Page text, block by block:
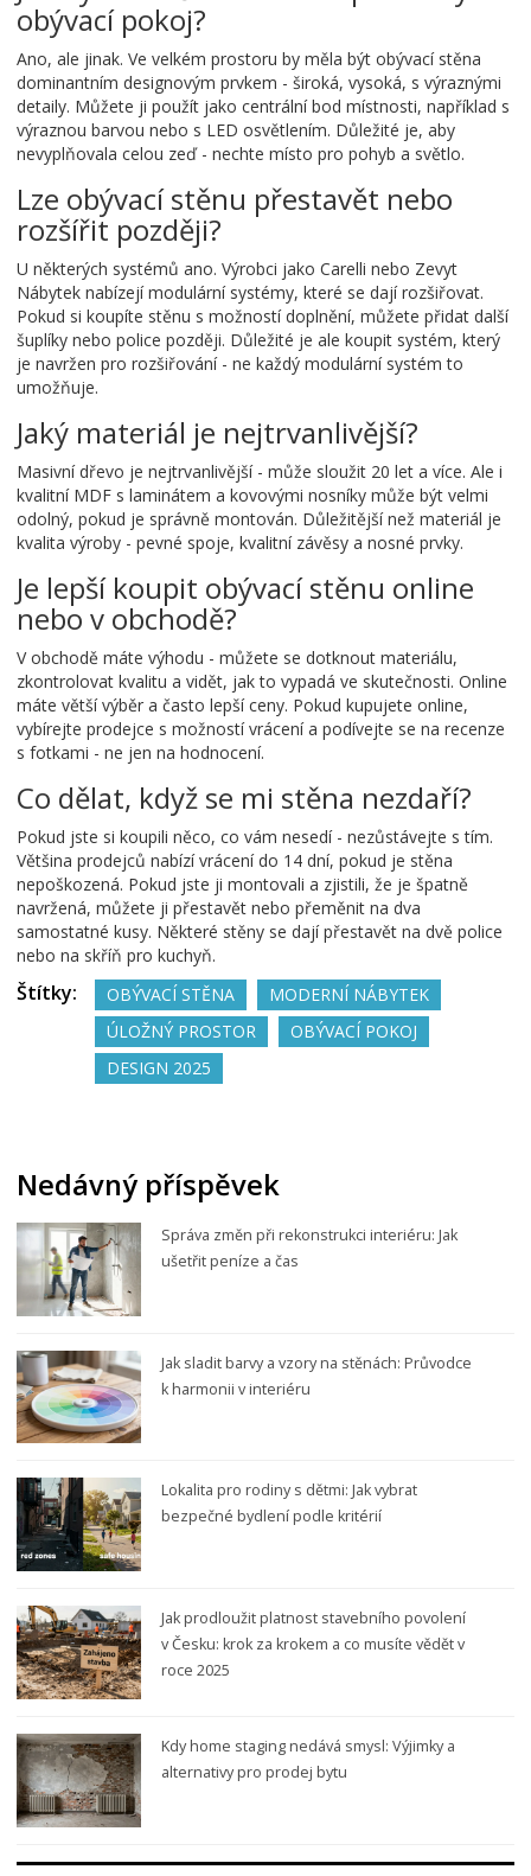
obývací pokoj?
Ano, ale jinak. Ve velkém prostoru by měla být obývací stěna
dominantním designovým prvkem - široká, vysoká, s výraznými
detaily. Můžete ji použít jako centrální bod místnosti, například s
výraznou barvou nebo s LED osvětlením. Důležité je, aby
nevyplňovala celou zeď - nechte místo pro pohyb a světlo.
Lze obývací stěnu přestavět nebo
rozšířit později?
U některých systémů ano. Výrobci jako Carelli nebo Zevyt
Nábytek nabízejí modulární systémy, které se dají rozšiřovat.
Pokud si koupíte stěnu s možností doplnění, můžete přidat další
šuplíky nebo police později. Důležité je ale koupit systém, který
je navržen pro rozšiřování - ne každý modulární systém to
umožňuje.
Jaký materiál je nejtrvanlivější?
Masivní dřevo je nejtrvanlivější - může sloužit 20 let a více. Ale i
kvalitní MDF s laminátem a kovovými nosníky může být velmi
odolný, pokud je správně montován. Důležitější než materiál je
kvalita výroby - pevné spoje, kvalitní závěsy a nosné prvky.
Je lepší koupit obývací stěnu online
nebo v obchodě?
V obchodě máte výhodu - můžete se dotknout materiálu,
zkontrolovat kvalitu a vidět, jak to vypadá ve skutečnosti. Online
máte větší výběr a často lepší ceny. Pokud kupujete online,
vybírejte prodejce s možností vrácení a podívejte se na recenze
s fotkami - ne jen na hodnocení.
Co dělat, když se mi stěna nezdaří?
Pokud jste si koupili něco, co vám nesedí - nezůstávejte s tím.
Většina prodejců nabízí vrácení do 14 dní, pokud je stěna
nepoškozená. Pokud jste ji montovali a zjistili, že je špatně
navržená, můžete ji přestavět nebo přeměnit na dva
samostatné kusy. Některé stěny se dají přestavět na dvě police
nebo na skříň pro kuchyň.
Štítky: OBÝVACÍ STĚNA
MODERNÍ NÁBYTEK
ÚLOŽNÝ PROSTOR
OBÝVACÍ POKOJ
DESIGN 2025
Nedávný příspěvek
Správa změn při rekonstrukci interiéru: Jak
ušetřit peníze a čas
Jak sladit barvy a vzory na stěnách: Průvodce
k harmonii v interiéru
Lokalita pro rodiny s dětmi: Jak vybrat
bezpečné bydlení podle kritérií
Jak prodloužit platnost stavebního povolení
v Česku: krok za krokem a co musíte vědět v
roce 2025
Kdy home staging nedává smysl: Výjimky a
alternativy pro prodej bytu